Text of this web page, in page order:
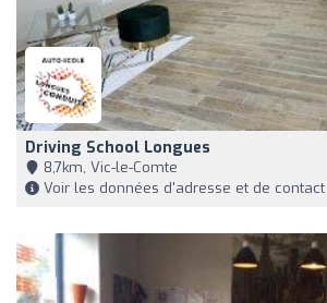
Driving School Longues
8,7km, Vic-le-Comte
Voir les données d'adresse et de contact